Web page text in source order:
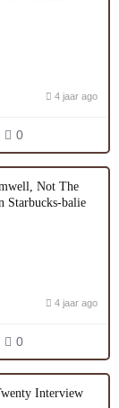
4 jaar ago
0
Not The
Starbucks-balie
4 jaar ago
0
Interview